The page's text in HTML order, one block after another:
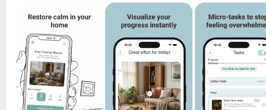
Terms of Sale : https://nanceela.com/clyro/terms-of-sales/
AI Usage : https://nanceela.com/clyro/ai-usage/ai-usage-
GDPR Compliance : https://nanceela.com/clyro/gdpr-